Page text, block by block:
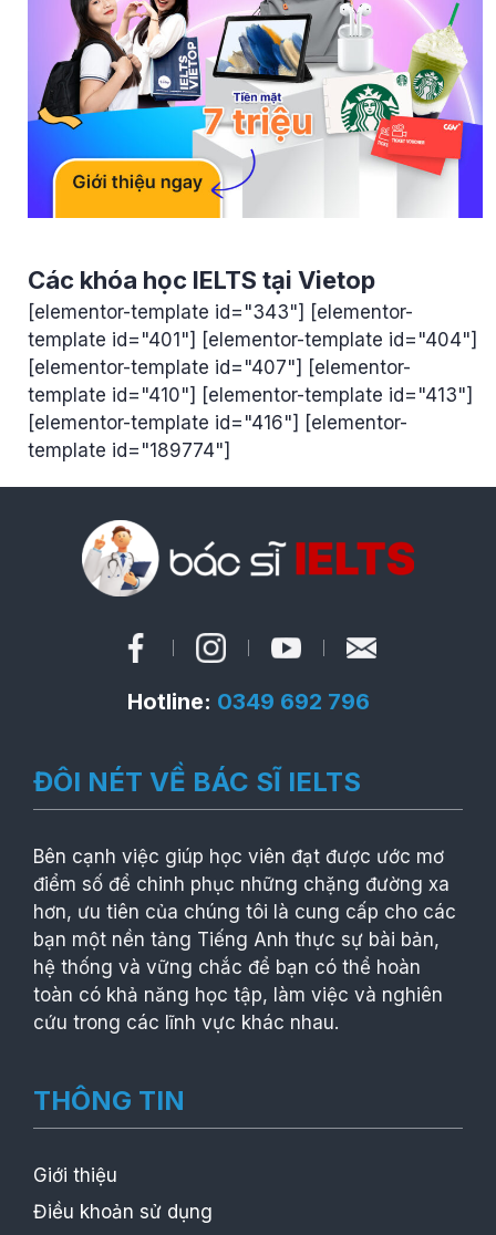
Các khóa học IELTS tại Vietop
[elementor-template id="343"] [elementor-
template id="401"] [elementor-template id="404"]
[elementor-template id="407"] [elementor-
template id="410"] [elementor-template id="413"]
[elementor-template id="416"] [elementor-
template id="189774"]
Hotline: 0349 692 796
ĐÔI NÉT VỀ BÁC SĨ IELTS
Bên cạnh việc giúp học viên đạt được ước mơ
điểm số để chinh phục những chặng đường xa
hơn, ưu tiên của chúng tôi là cung cấp cho các
bạn một nền tảng Tiếng Anh thực sự bài bản,
hệ thống và vững chắc để bạn có thể hoàn
toàn có khả năng học tập, làm việc và nghiên
cứu trong các lĩnh vực khác nhau.
THÔNG TIN
Giới thiệu
Điều khoản sử dụng